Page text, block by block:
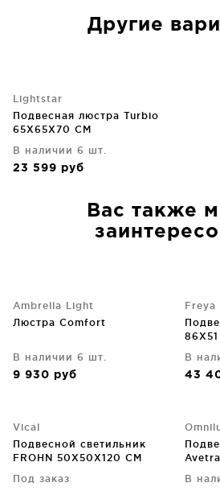
Другие
Lightstar
Подвесная люстра Turbio
65X65X70 CM
В наличии 6 шт.
23 599 руб
Вас также
Ambrella Light
Люстра Comfort
В наличии 6 шт.
9 930 руб
Freya
86X51
В
43
Vical
Подвесной светильник
FROHN 50X50X120 CM
Под заказ
В